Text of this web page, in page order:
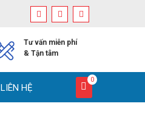
Tư vấn miễn phí
& Tận tâm
LIÊN HỆ
0